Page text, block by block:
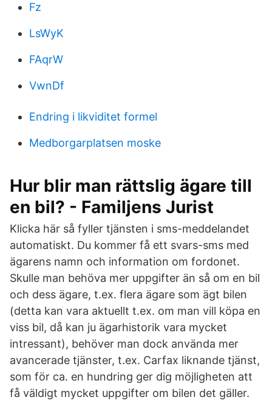
Fz
LsWyK
FAqrW
VwnDf
Endring i likviditet formel
Medborgarplatsen moske
Hur blir man rättslig ägare till
en bil? - Familjens Jurist
Klicka här så fyller tjänsten i sms-meddelandet
automatiskt. Du kommer få ett svars-sms med
ägarens namn och information om fordonet.
Skulle man behöva mer uppgifter än så om en bil
och dess ägare, t.ex. flera ägare som ägt bilen
(detta kan vara aktuellt t.ex. om man vill köpa en
viss bil, då kan ju ägarhistorik vara mycket
intressant), behöver man dock använda mer
avancerade tjänster, t.ex. Carfax liknande tjänst,
som för ca. en hundring ger dig möjligheten att
få väldigt mycket uppgifter om bilen det gäller.